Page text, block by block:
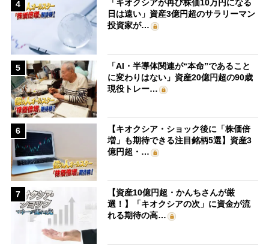
4
「キオクシアが再び株価10万円になる
日は遠い」資産3億円超のサラリーマン
投資家が…
5
「AI・半導体関連が“本命”であること
に変わりはない」資産20億円超の90歳
現役トレー…
6
【キオクシア・ショック後に「株価倍
増」も期待できる注目銘柄5選】資産3
億円超・…
7
【資産10億円超・かんちさんが厳
選！】「キオクシアの次」に資金が流
れる期待の高…